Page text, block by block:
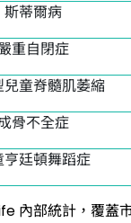
斯蒂爾病
重自閉症
兒童脊髓肌萎縮
骨不全症
亨廷頓舞蹈症
內部統計，覆